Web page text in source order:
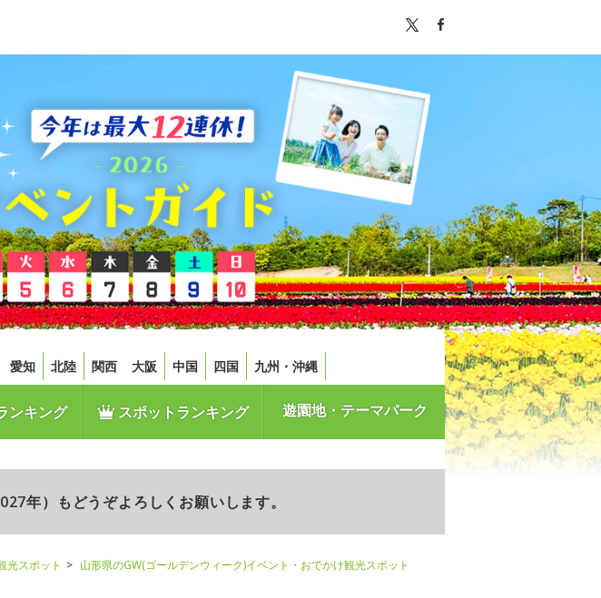
愛知 北陸 関西 大阪 中国 四国 九州・沖縄
ンキング スポットランキング 遊園地・テーマパーク
年）もどうぞよろしくお願いします。
光スポット
山形県のGW(ゴールデンウィーク)イベント・おでかけ観光スポット